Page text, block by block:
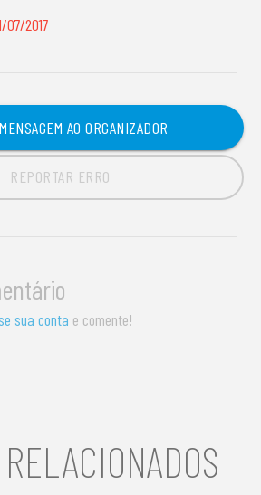
07/2017
AO ORGANIZADOR
REPORTAR ERRO
sua conta e comente!